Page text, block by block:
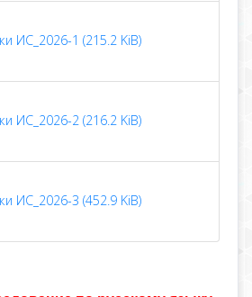
ИС_2026-1 (215.2 KiB)
ИС_2026-2 (216.2 KiB)
ИС_2026-3 (452.9 KiB)